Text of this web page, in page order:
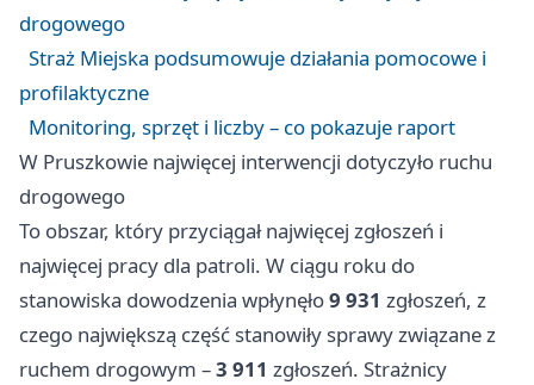
drogowego
Straż Miejska podsumowuje działania pomocowe i
profilaktyczne
Monitoring, sprzęt i liczby – co pokazuje raport
W Pruszkowie najwięcej interwencji dotyczyło ruchu
drogowego
To obszar, który przyciągał najwięcej zgłoszeń i
najwięcej pracy dla patroli. W ciągu roku do
stanowiska dowodzenia wpłynęło9 931 zgłoszeń, z
czego największą część stanowiły sprawy związane z
ruchem drogowym –3 911 zgłoszeń. Strażnicy